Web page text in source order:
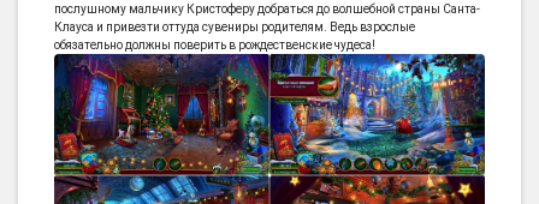
послушному мальчику Кристоферу добраться до волшебной страны Санта-
Клауса и привезти оттуда сувениры родителям. Ведь взрослые
обязательно должны поверить в рождественские чудеса!